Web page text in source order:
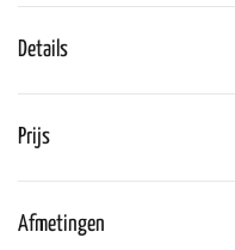
Details
Prijs
Afmetingen